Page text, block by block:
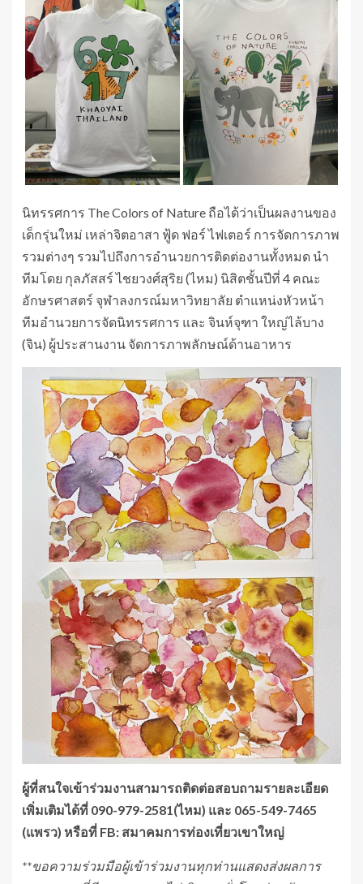
นิทรรศการ The Colors of Nature ถือได้ว่าเป็นผลงานของ
เด็กรุ่นใหม่ เหล่าจิตอาสา ฟู้ด ฟอร์ ไฟเตอร์ การจัดการภาพ
รวมต่างๆ รวมไปถึงการอำนวยการติดต่องานทั้งหมด นำ
ทีมโดย กุลภัสสร์ ไชยวงศ์สุริย (ไหม) นิสิตชั้นปีที่ 4 คณะ
อักษรศาสตร์ จุฬาลงกรณ์มหาวิทยาลัย ตำแหน่งหัวหน้า
ทีมอำนวยการจัดนิทรรศการ และ จินห์จุฑา ใหญ่ไล้บาง
(จิน) ผู้ประสานงาน จัดการภาพลักษณ์ด้านอาหาร
ผู้ที่สนใจเข้าร่วมงานสามารถติดต่อสอบถามรายละเอียด
เพิ่มเติมได้ที่ 090-979-2581(ไหม) และ 065-549-7465
(แพรว) หรือที่ FB: สมาคมการท่องเที่ยวเขาใหญ่
**ขอความร่วมมือผู้เข้าร่วมงานทุกท่านแสดงส่งผลการ